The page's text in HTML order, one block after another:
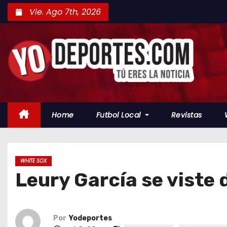
a
l
Vie. Ago 7th, 2026
Home Futbol Local Revistas
WHITE SOX
Leury García se viste
Por Yodeportes